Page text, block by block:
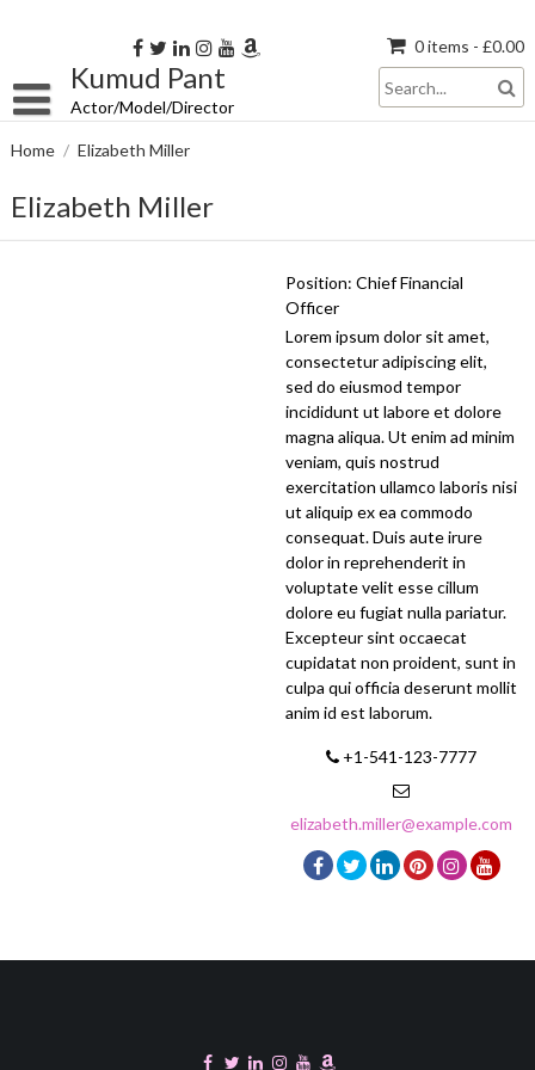
0 items -£0.00
Kumud Pant
Actor/Model/Director
Home / Elizabeth Miller
Elizabeth Miller
Position: Chief Financial
Officer
Lorem ipsum dolor sit amet,
consectetur adipiscing elit,
sed do eiusmod tempor
incididunt ut labore et dolore
magna aliqua. Ut enim ad minim
veniam, quis nostrud
exercitation ullamco laboris nisi
ut aliquip ex ea commodo
consequat. Duis aute irure
dolor in reprehenderit in
voluptate velit esse cillum
dolore eu fugiat nulla pariatur.
Excepteur sint occaecat
cupidatat non proident, sunt in
culpa qui officia deserunt mollit
anim id est laborum.
+1-541-123-7777
elizabeth.miller@example.com